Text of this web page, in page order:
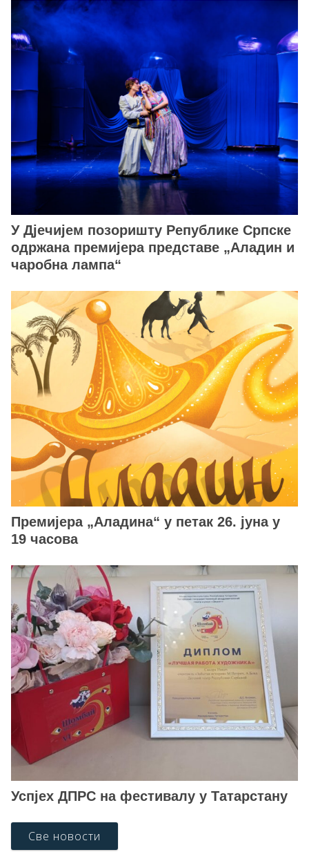
У Дјечијем позоришту Републике Српске
одржана премијера представе „Аладин и
чаробна лампа“
Премијера „Аладина“ у петак 26. јуна у
19 часова
Успјех ДПРС на фестивалу у Татарстану
Све новости